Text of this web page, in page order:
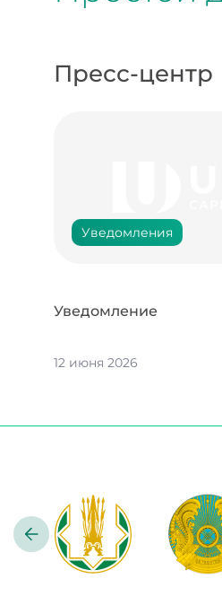
Пресс-центр
Уведомления